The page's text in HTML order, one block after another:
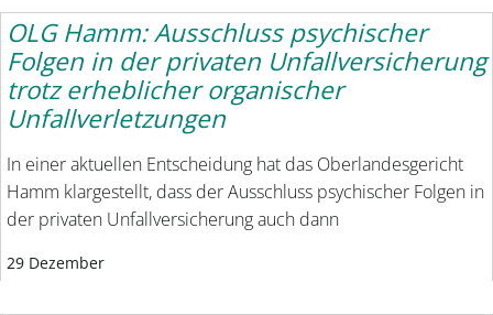
OLG Hamm: Ausschluss psychischer
Folgen in der privaten Unfallversicherung
trotz erheblicher organischer
Unfallverletzungen
In einer aktuellen Entscheidung hat das Oberlandesgericht
Hamm klargestellt, dass der Ausschluss psychischer Folgen in
der privaten Unfallversicherung auch dann
29 Dezember